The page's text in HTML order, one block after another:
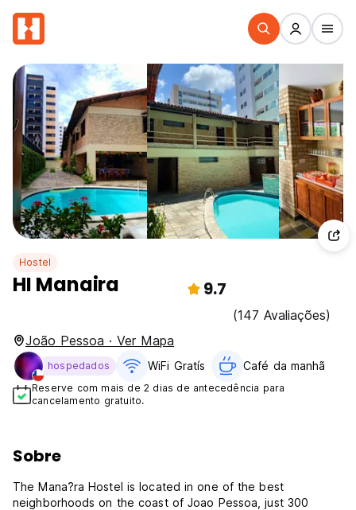
Hostel
HI Manaira 9.7
(147 Avaliações)
João Pessoa · Ver Mapa
hospedados WiFi Gratís Café da manhã
Reserve com mais de 2 dias de antecedência para
cancelamento gratuito.
Sobre
The Mana?ra Hostel is located in one of the best
neighborhoods on the coast of Joao Pessoa, just 300